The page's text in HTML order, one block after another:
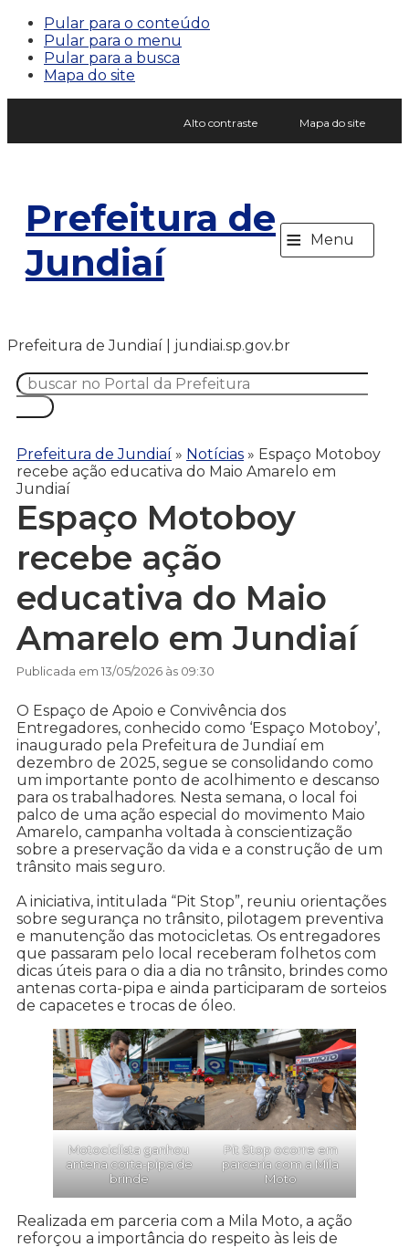
Pular para o conteúdo
Pular para o menu
Pular para a busca
Mapa do site
Alto contraste Mapa do site
Prefeitura de
Jundiaí
≡ Menu
Prefeitura de Jundiaí | jundiai.sp.gov.br
Prefeitura de Jundiaí » Notícias » Espaço Motoboy
recebe ação educativa do Maio Amarelo em
Jundiaí
Espaço Motoboy
recebe ação
educativa do Maio
Amarelo em Jundiaí
Publicada em 13/05/2026 às 09:30
O Espaço de Apoio e Convivência dos
Entregadores, conhecido como ‘Espaço Motoboy’,
inaugurado pela Prefeitura de Jundiaí em
dezembro de 2025, segue se consolidando como
um importante ponto de acolhimento e descanso
para os trabalhadores. Nesta semana, o local foi
palco de uma ação especial do movimento Maio
Amarelo, campanha voltada à conscientização
sobre a preservação da vida e a construção de um
trânsito mais seguro.
A iniciativa, intitulada “Pit Stop”, reuniu orientações
sobre segurança no trânsito, pilotagem preventiva
e manutenção das motocicletas. Os entregadores
que passaram pelo local receberam folhetos com
dicas úteis para o dia a dia no trânsito, brindes como
antenas corta-pipa e ainda participaram de sorteios
de capacetes e trocas de óleo.
Motociclista ganhou
antena corta-pipa de
brinde
Pit Stop ocorre em
parceria com a Mila
Moto
Realizada em parceria com a Mila Moto, a ação
reforçou a importância do respeito às leis de